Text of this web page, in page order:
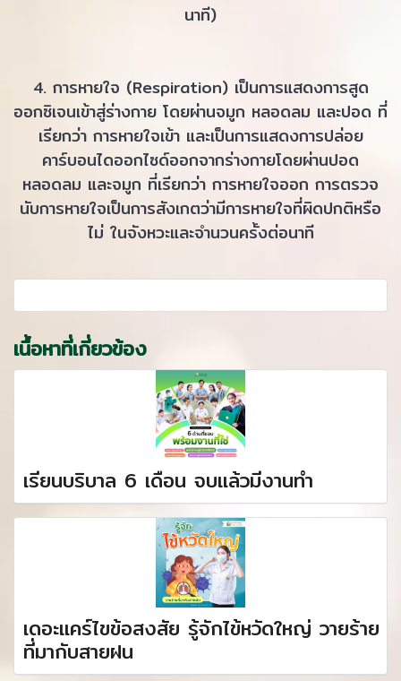
นาที)
4. การหายใจ (Respiration) เป็นการแสดงการสูด
ออกซิเจนเข้าสู่ร่างกาย โดยผ่านจมูก หลอดลม และปอด ที่
เรียกว่า การหายใจเข้า และเป็นการแสดงการปล่อย
คาร์บอนไดออกไซด์ออกจากร่างกายโดยผ่านปอด
หลอดลม และจมูก ที่เรียกว่า การหายใจออก การตรวจ
นับการหายใจเป็นการสังเกตว่ามีการหายใจที่ผิดปกติหรือ
ไม่ ในจังหวะและจำนวนครั้งต่อนาที
เนื้อหาที่เกี่ยวข้อง
เรียนบริบาล 6 เดือน จบแล้วมีงานทำ
เดอะแคร์ไขข้อสงสัย รู้จักไข้หวัดใหญ่ วายร้าย
ที่มากับสายฝน